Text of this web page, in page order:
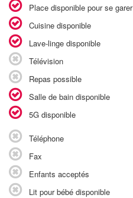
Place disponible pour se garer
Cuisine disponible
Lave-linge disponible
Télévision
Repas possible
Salle de bain disponible
5G disponible
Téléphone
Fax
Enfants acceptés
Lit pour bébé disponible